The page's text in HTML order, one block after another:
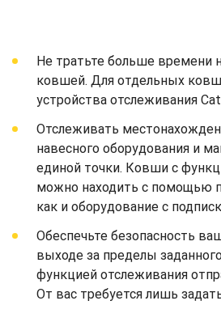
Не тратьте больше времени
ковшей. Для отдельных
устройства отслеживания
Отслеживать
навесного оборудования и
единой точки. Ковши с
можно находить с помощью
как и оборудование с
Обеспечьте безопасность
выходе за пределы
функцией отслеживания
От вас требуется лишь